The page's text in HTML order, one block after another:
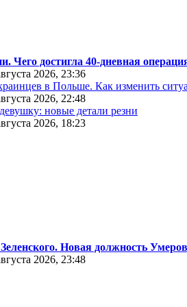
Чего достигла 40-дневная
2026, 23:36
в Польше. Как изменить
2026, 22:48
новые детали резни
2026, 18:23
Новая должность
2026, 23:48